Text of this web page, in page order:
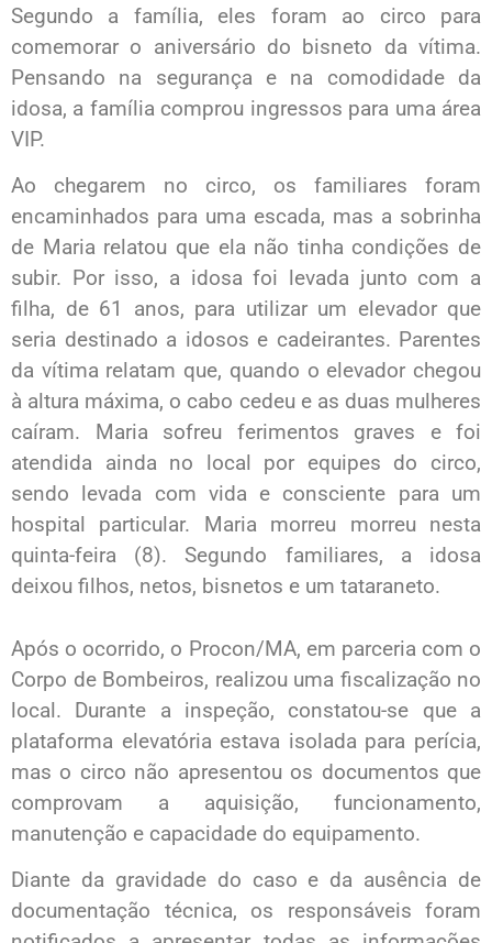
Segundo a família, eles foram ao circo para
comemorar o aniversário do bisneto da vítima.
Pensando na segurança e na comodidade da
idosa, a família comprou ingressos para uma área
VIP.
Ao chegarem no circo, os familiares foram
encaminhados para uma escada, mas a sobrinha
de Maria relatou que ela não tinha condições de
subir. Por isso, a idosa foi levada junto com a
filha, de 61 anos, para utilizar um elevador que
seria destinado a idosos e cadeirantes. Parentes
da vítima relatam que, quando o elevador chegou
à altura máxima, o cabo cedeu e as duas mulheres
caíram. Maria sofreu ferimentos graves e foi
atendida ainda no local por equipes do circo,
sendo levada com vida e consciente para um
hospital particular. Maria morreu morreu nesta
quinta-feira (8). Segundo familiares, a idosa
deixou filhos, netos, bisnetos e um tataraneto.
Após o ocorrido, o Procon/MA, em parceria com o
Corpo de Bombeiros, realizou uma fiscalização no
local. Durante a inspeção, constatou-se que a
plataforma elevatória estava isolada para perícia,
mas o circo não apresentou os documentos que
comprovam a aquisição, funcionamento,
manutenção e capacidade do equipamento.
Diante da gravidade do caso e da ausência de
documentação técnica, os responsáveis foram